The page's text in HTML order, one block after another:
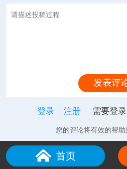
发表评
登录 注册 需要登
您的评论将有效的帮助
首页